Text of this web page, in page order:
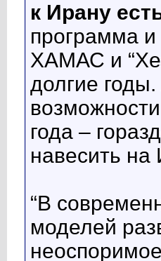
к Ирану
программа
ХАМАС и
долгие
года –
навесить
“В
моделей